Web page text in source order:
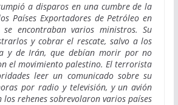
a disparos en una cumbre de la
Países Exportadores de Petróleo en
encontraban varios ministros. Su
y cobrar el rescate, salvo a los
y de Irán, que debían morir por no
el movimiento palestino. El terrorista
leer un comunicado sobre su
por radio y televisión, y un avión
los rehenes sobrevolaron varios países